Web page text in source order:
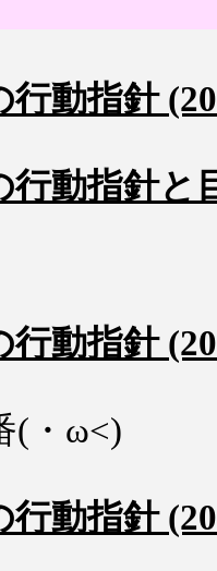
行動指針
行動指針と
行動指針
(・ω<)
行動指針